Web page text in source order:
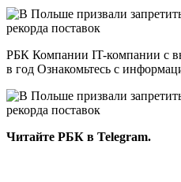
РБК Компании IT-компании с
в год Ознакомьтесь с
Читайте РБК в Telegram.